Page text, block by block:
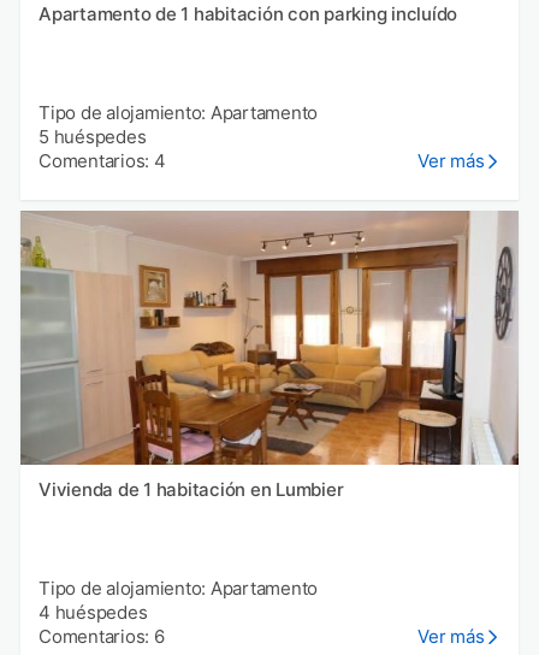
Apartamento de 1 habitación con parking incluído
Tipo de alojamiento: Apartamento
5 huéspedes
Comentarios: 4
Ver más
Vivienda de 1 habitación en Lumbier
Tipo de alojamiento: Apartamento
4 huéspedes
Comentarios: 6
Ver más